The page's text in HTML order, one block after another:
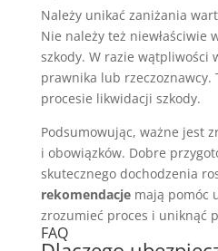
Należy unikać zaniżania
Nie należy też niewłaściwie
szkody. W razie wątpliwości
prawnika lub rzeczoznawcy.
procesie likwidacji szkody.
Podsumowując, ważne jest
i obowiązków. Dobre
skutecznego dochodzenia
rekomendacjemają pomóc
zrozumieć proces i uniknąć
FAQ